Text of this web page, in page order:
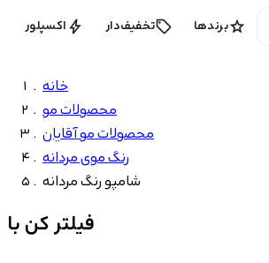
starبرندها local_offerتخفیف‌دار boltاکسپلور
خانه
محصولات مو
محصولات مو آقایان
رنگ موی مردانه
شامپو رنگ مردانه
فیلتر کن با